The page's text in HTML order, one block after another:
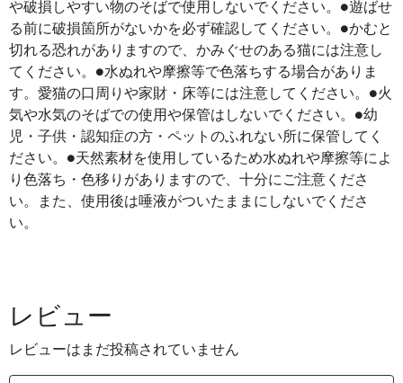
や破損しやすい物のそばで使用しないでください。●遊ばせ
る前に破損箇所がないかを必ず確認してください。●かむと
切れる恐れがありますので、かみぐせのある猫には注意し
てください。●水ぬれや摩擦等で色落ちする場合がありま
す。愛猫の口周りや家財・床等には注意してください。●火
気や水気のそばでの使用や保管はしないでください。●幼
児・子供・認知症の方・ペットのふれない所に保管してく
ださい。●天然素材を使用しているため水ぬれや摩擦等によ
り色落ち・色移りがありますので、十分にご注意くださ
い。また、使用後は唾液がついたままにしないでくださ
い。
レビュー
レビューはまだ投稿されていません